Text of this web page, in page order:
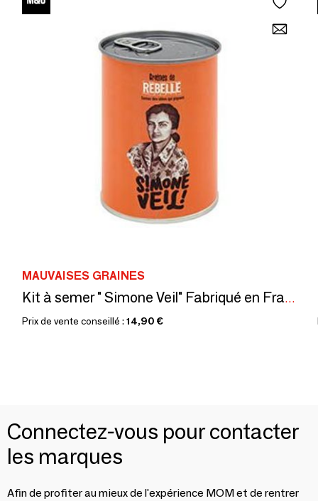
MAUVAISES GRAINES
Kit à semer " Simone Veil" Fabriqué en France en collab avec Arts dans la Peau
Prix de vente conseillé : 14,90 €
Connectez-vous pour contacter
les marques
Afin de profiter au mieux de l'expérience MOM et de rentrer